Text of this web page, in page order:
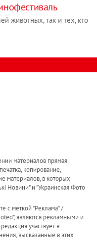
животных, так и тех, кто
материалов прямая
копирование,
материалов, в которых
Новини" и "Украинская Фото
с меткой "Реклама" /
являются рекламными и
участвует в
высказанные в этих